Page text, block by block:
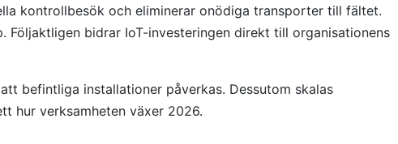
kontrollbesök och eliminerar onödiga transporter till fältet.
bidrar IoT-investeringen direkt till organisationens
befintliga installationer påverkas. Dessutom skalas
hur verksamheten växer 2026.